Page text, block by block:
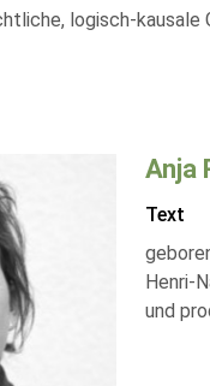
logisch-kausale
Anja
Text
Henri-
und